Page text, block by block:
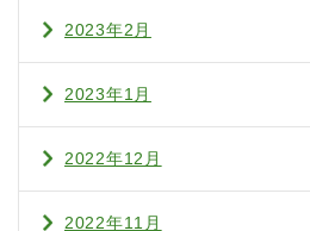
2023年2月
2023年1月
2022年12月
2022年11月